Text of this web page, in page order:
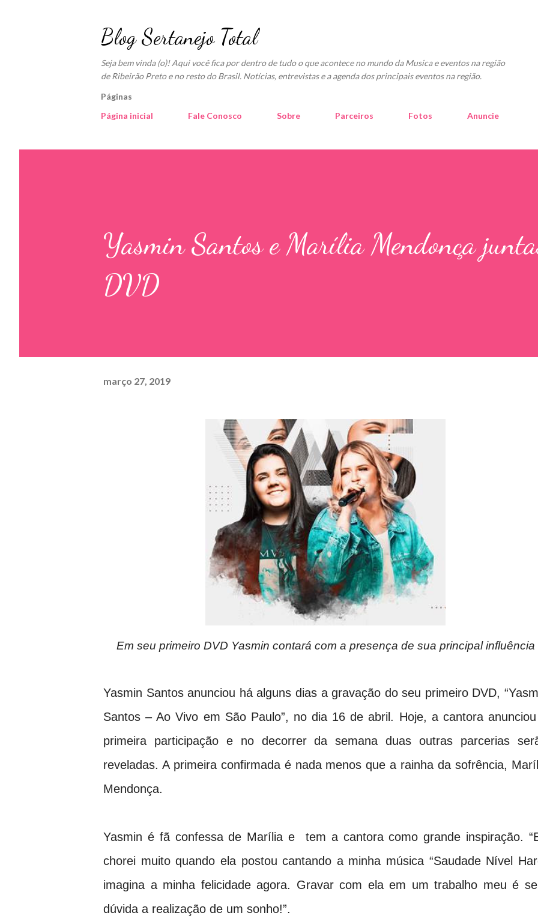
Blog Sertanejo Total
Seja bem vinda (o)! Aqui você fica por dentro de tudo o que acontece no mundo da Musica e eventos na região
de Ribeirão Preto e no resto do Brasil. Notícias, entrevistas e a agenda dos principais eventos na região.
Páginas
Página inicial
Fale Conosco Sobre Parceiros Fotos Anuncie
Yasmin Santos e Marília Mendonça
DVD
março 27, 2019
Em seu primeiro DVD Yasmin contará com a presença de sua principal influência
Yasmin Santos anunciou há alguns dias a gravação do seu primeiro DVD,
Santos – Ao Vivo em São Paulo”, no dia 16 de abril. Hoje, a cantora
primeira participação e no decorrer da semana duas outras parcerias
reveladas. A primeira confirmada é nada menos que a rainha da sofrência,
Mendonça.
Yasmin é fã confessa de Marília e tem a cantora como grande inspiração.
chorei muito quando ela postou cantando a minha música “Saudade Nível
imagina a minha felicidade agora. Gravar com ela em um trabalho meu é
dúvida a realização de um sonho!”.